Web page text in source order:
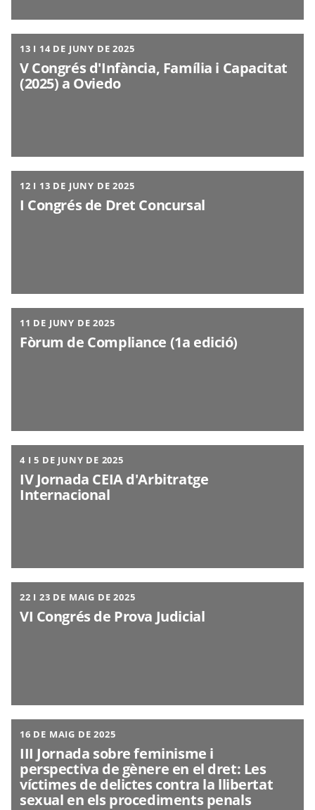
13 I 14 DE JUNY DE 2025
V Congrés d'Infància, Família i Capacitat
(2025) a Oviedo
12 I 13 DE JUNY DE 2025
I Congrés de Dret Concursal
11 DE JUNY DE 2025
Fòrum de Compliance (1a edició)
4 I 5 DE JUNY DE 2025
IV Jornada CEIA d'Arbitratge
Internacional
22 I 23 DE MAIG DE 2025
VI Congrés de Prova Judicial
16 DE MAIG DE 2025
III Jornada sobre feminisme i
perspectiva de gènere en el dret: Les
víctimes de delictes contra la llibertat
sexual en els procediments penals